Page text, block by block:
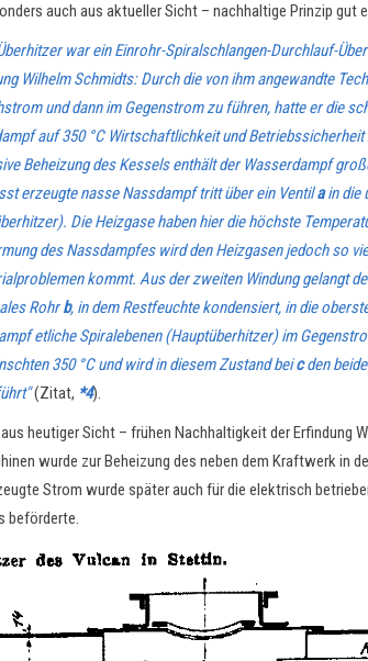
auch aus aktueller Sicht – nachhaltige Prinzip gut
war ein Einrohr-Spiralschlangen-Durchlauf-
Wilhelm Schmidts: Durch die von ihm angewandte
und dann im Gegenstrom zu führen, hatte er die
auf 350 °C Wirtschaftlichkeit und
Beheizung des Kessels enthält der Wasserdampf
erzeugte nasse Nassdampf tritt über ein Ventilain die
Die Heizgase haben hier die höchste
des Nassdampfes wird den Heizgasen jedoch so
kommt. Aus der zweiten Windung gelangt
Rohrb, in dem Restfeuchte kondensiert, in die
etliche Spiralebenen (Hauptüberhitzer) im
350 °C und wird in diesem Zustand beicden
(Zitat, *4).
heutiger Sicht – frühen Nachhaltigkeit der Erfindung
wurde zur Beheizung des neben dem Kraftwerk in
Strom wurde später auch für die elektrisch
beförderte.